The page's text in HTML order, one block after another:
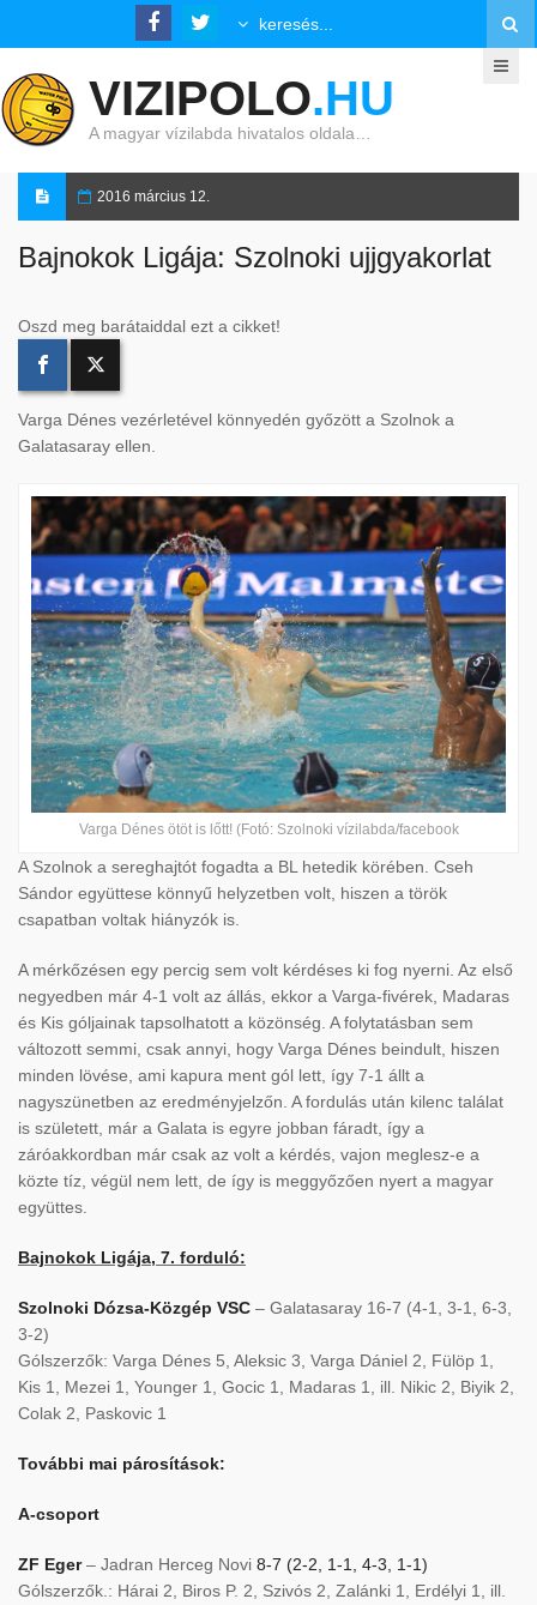
VIZIPOLO.HU
A magyar vízilabda hivatalos oldala…
2016 március 12.
Bajnokok Ligája: Szolnoki ujjgyakorlat
Oszd meg barátaiddal ezt a cikket!
Varga Dénes vezérletével könnyedén győzött a Szolnok a
Galatasaray ellen.
Varga Dénes ötöt is lőtt! (Fotó: Szolnoki vízilabda/facebook
A Szolnok a sereghajtót fogadta a BL hetedik körében. Cseh
Sándor együttese könnyű helyzetben volt, hiszen a török
csapatban voltak hiányzók is.
A mérkőzésen egy percig sem volt kérdéses ki fog nyerni. Az első
negyedben már 4-1 volt az állás, ekkor a Varga-fivérek, Madaras
és Kis góljainak tapsolhatott a közönség. A folytatásban sem
változott semmi, csak annyi, hogy Varga Dénes beindult, hiszen
minden lövése, ami kapura ment gól lett, így 7-1 állt a
nagyszünetben az eredményjelzőn. A fordulás után kilenc találat
is született, már a Galata is egyre jobban fáradt, így a
záróakkordban már csak az volt a kérdés, vajon meglesz-e a
közte tíz, végül nem lett, de így is meggyőzően nyert a magyar
együttes.
Bajnokok Ligája, 7. forduló:
Szolnoki Dózsa-Közgép VSC – Galatasaray 16-7 (4-1, 3-1, 6-3,
3-2)
Gólszerzők: Varga Dénes 5, Aleksic 3, Varga Dániel 2, Fülöp 1,
Kis 1, Mezei 1, Younger 1, Gocic 1, Madaras 1, ill. Nikic 2, Biyik 2,
Colak 2, Paskovic 1
További mai párosítások:
A-csoport
ZF Eger– Jadran Herceg Novi 8-7 (2-2, 1-1, 4-3, 1-1)
Gólszerzők.: Hárai 2, Biros P. 2, Szivós 2, Zalánki 1, Erdélyi 1, ill.